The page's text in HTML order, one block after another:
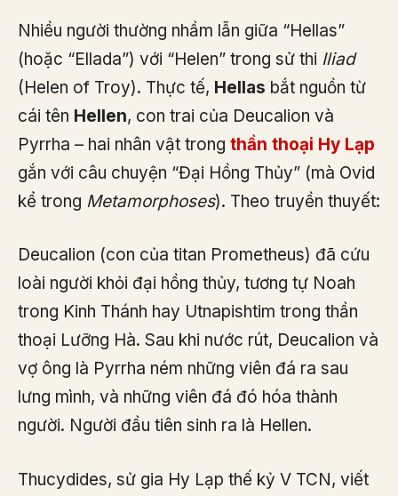
Nhiều người thường nhầm lẫn giữa “Hellas”
(hoặc “Ellada”) với “Helen” trong sử thi Iliad
(Helen of Troy). Thực tế, Hellas bắt nguồn từ
cái tên Hellen, con trai của Deucalion và
Pyrrha – hai nhân vật trong thần thoại Hy Lạp
gắn với câu chuyện “Đại Hồng Thủy” (mà Ovid
kể trong Metamorphoses). Theo truyền thuyết:
Deucalion (con của titan Prometheus) đã cứu
loài người khỏi đại hồng thủy, tương tự Noah
trong Kinh Thánh hay Utnapishtim trong thần
thoại Lưỡng Hà. Sau khi nước rút, Deucalion và
vợ ông là Pyrrha ném những viên đá ra sau
lưng mình, và những viên đá đó hóa thành
người. Người đầu tiên sinh ra là Hellen.
Thucydides, sử gia Hy Lạp thế kỷ V TCN, viết